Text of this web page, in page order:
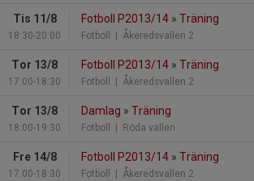
Tis 11/8
18:30-20:00
Fotboll P2013/14 » Träning
Fotboll | Åkeredsvallen 2
Tor 13/8
17:00-18:30
Fotboll P2013/14 » Träning
Fotboll | Åkeredsvallen 2
Tor 13/8
18:00-19:30
Damlag » Träning
Fotboll | Röda vallen
Fre 14/8
17:00-18:30
Fotboll P2013/14 » Träning
Fotboll | Åkeredsvallen 2